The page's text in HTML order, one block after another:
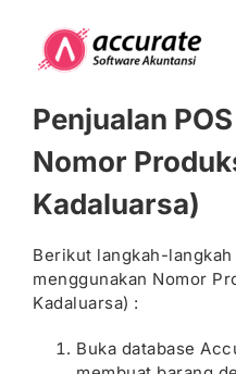
content
Penjualan
Nomor
Kadaluarsa)
Berikut langkah-
menggunakan Nomor
Kadaluarsa) :
Buka database